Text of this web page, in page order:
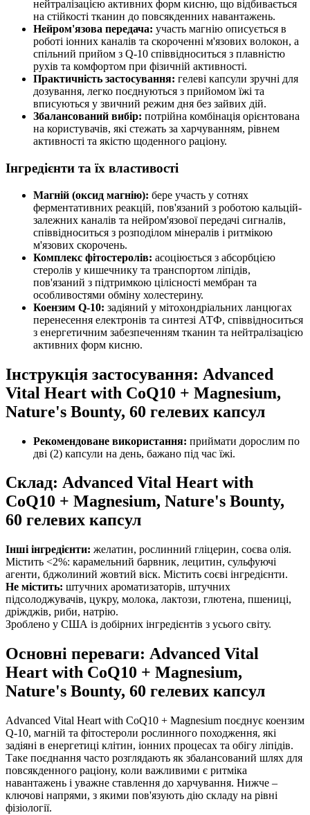
нейтралізацією активних форм кисню, що відбивається
на стійкості тканин до повсякденних навантажень.
Нейром'язова передача: участь магнію описується в
роботі іонних каналів та скороченні м'язових волокон, а
спільний прийом з Q‑10 співвідноситься з плавністю
рухів та комфортом при фізичній активності.
Практичність застосування: гелеві капсули зручні для
дозування, легко поєднуються з прийомом їжі та
вписуються у звичний режим дня без зайвих дій.
Збалансований вибір: потрійна комбінація орієнтована
на користувачів, які стежать за харчуванням, рівнем
активності та якістю щоденного раціону.
Інгредієнти та їх властивості
Магній (оксид магнію): бере участь у сотнях
ферментативних реакцій, пов'язаний з роботою кальцій-
залежних каналів та нейром'язової передачі сигналів,
співвідноситься з розподілом мінералів і ритмікою
м'язових скорочень.
Комплекс фітостеролів: асоціюється з абсорбцією
стеролів у кишечнику та транспортом ліпідів,
пов'язаний з підтримкою цілісності мембран та
особливостями обміну холестерину.
Коензим Q‑10: задіяний у мітохондріальних ланцюгах
перенесення електронів та синтезі АТФ, співвідноситься
з енергетичним забезпеченням тканин та нейтралізацією
активних форм кисню.
Інструкція застосування: Advanced
Vital Heart with CoQ10 + Magnesium,
Nature's Bounty, 60 гелевих капсул
Рекомендоване використання: приймати дорослим по
дві (2) капсули на день, бажано під час їжі.
Склад: Advanced Vital Heart with
CoQ10 + Magnesium, Nature's Bounty,
60 гелевих капсул
Інші інгредієнти: желатин, рослинний гліцерин, соєва олія.
Містить <2%: карамельний барвник, лецитин, сульфуючі
агенти, бджолиний жовтий віск. Містить соєві інгредієнти.
Не містить: штучних ароматизаторів, штучних
підсолоджувачів, цукру, молока, лактози, глютена, пшениці,
дріжджів, риби, натрію.
Зроблено у США із добірних інгредієнтів з усього світу.
Основні переваги: Advanced Vital
Heart with CoQ10 + Magnesium,
Nature's Bounty, 60 гелевих капсул
Advanced Vital Heart with CoQ10 + Magnesium поєднує коензим
Q‑10, магній та фітостероли рослинного походження, які
задіяні в енергетиці клітин, іонних процесах та обігу ліпідів.
Таке поєднання часто розглядають як збалансований шлях для
повсякденного раціону, коли важливими є ритміка
навантажень і уважне ставлення до харчування. Нижче –
ключові напрями, з якими пов'язують дію складу на рівні
фізіології.